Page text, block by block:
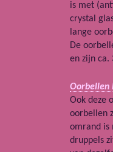
is met
crystal
lange
De
en zijn ca.
Oorbellen
Ook deze
oorbellen
omrand is
druppels